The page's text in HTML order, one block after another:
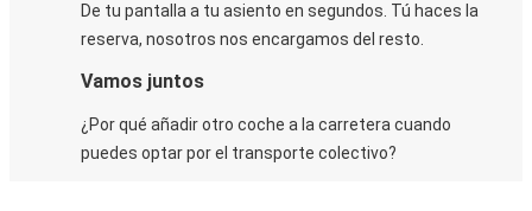
De tu pantalla a tu asiento en segundos. Tú haces la
reserva, nosotros nos encargamos del resto.
Vamos juntos
¿Por qué añadir otro coche a la carretera cuando
puedes optar por el transporte colectivo?